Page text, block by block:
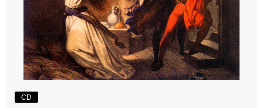
CD